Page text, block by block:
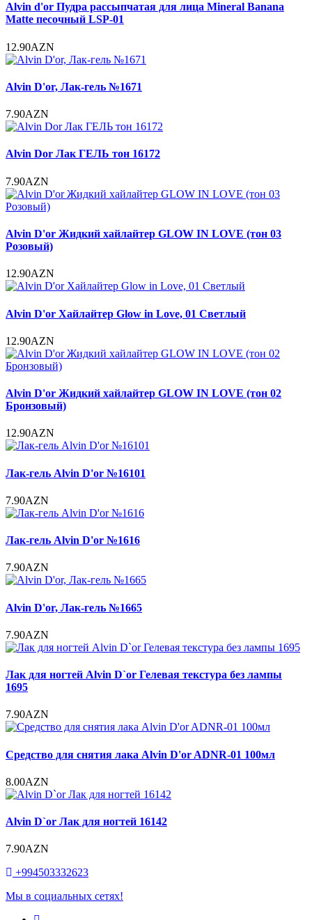
Alvin d'or Пудра рассыпчатая для лица Mineral Banana
Matte песочный LSP-01
12.90AZN
Alvin D'or, Лак-гель №1671
7.90AZN
Alvin Dor Лак ГЕЛЬ тон 16172
7.90AZN
Alvin D'or Жидкий хайлайтер GLOW IN LOVE (тон 03
Розовый)
12.90AZN
Alvin D'or Хайлайтер Glow in Love, 01 Светлый
12.90AZN
Alvin D'or Жидкий хайлайтер GLOW IN LOVE (тон 02
Бронзовый)
12.90AZN
Лак-гель Alvin D'or №16101
7.90AZN
Лак-гель Alvin D'or №1616
7.90AZN
Alvin D'or, Лак-гель №1665
7.90AZN
Лак для ногтей Alvin D`or Гелевая текстура без лампы
1695
7.90AZN
Средство для снятия лака Alvin D'or ADNR-01 100мл
8.00AZN
Alvin D`or Лак для ногтей 16142
7.90AZN
+994503332623
Мы в социальных сетях!